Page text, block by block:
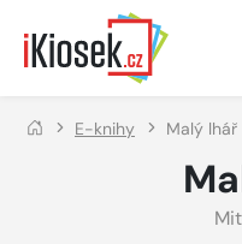
Přejít na hlavní obsah
E-knihy Malý lhář